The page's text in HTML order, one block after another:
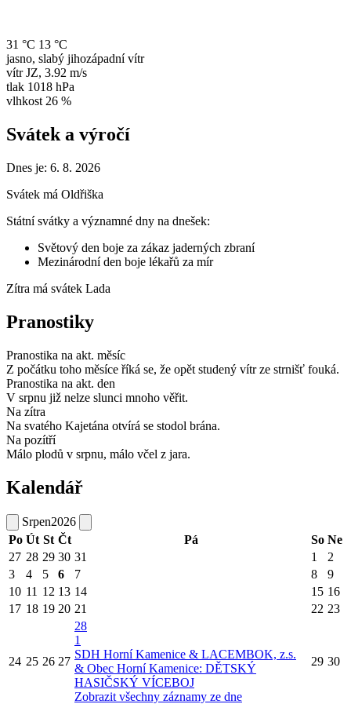
31 °C 13 °C
jasno, slabý jihozápadní vítr
vítr JZ, 3.92 m/s
tlak 1018 hPa
vlhkost 26 %
Svátek a výročí
Dnes je: 6. 8. 2026
Svátek má Oldřiška
Státní svátky a významné dny na dnešek:
Světový den boje za zákaz jaderných zbraní
Mezinárodní den boje lékařů za mír
Zítra má svátek Lada
Pranostiky
Pranostika na akt. měsíc
Z počátku toho měsíce říká se, že opět studený vítr ze strnišť fouká.
Pranostika na akt. den
V srpnu již nelze slunci mnoho věřit.
Na zítra
Na svatého Kajetána otvírá se stodol brána.
Na pozítří
Málo plodů v srpnu, málo včel z jara.
Kalendář
Srpen2026
Po Út St Čt Pá So Ne
27 28 29 30 31 1
2
3
4 5 6 7 8
9
10 11 12 13 14 15 16
17 18 19 20 21 22 23
24 25 26 27
28
1
SDH Horní Kamenice & LACEMBOK, z.s.
& Obec Horní Kamenice: DĚTSKÝ
HASIČSKÝ VÍCEBOJ
Zobrazit všechny záznamy ze dne
29 30